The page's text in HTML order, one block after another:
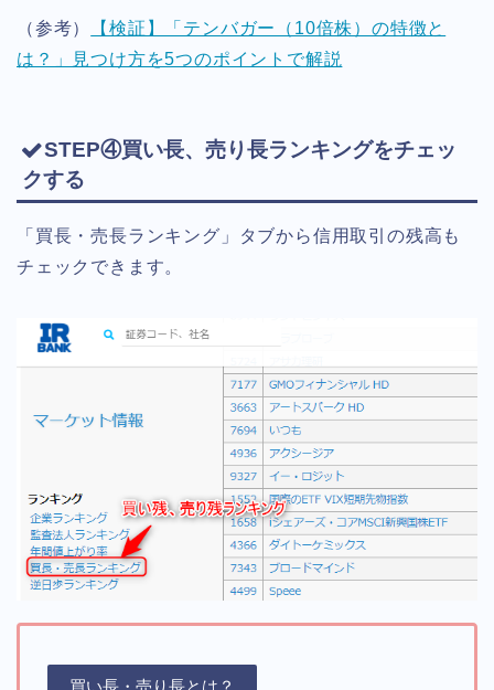
（参考）
【検証】「テンバガー（10倍株）の特徴と
は？」見つけ方を5つのポイントで解説
STEP④買い長、売り長ランキングをチェッ
クする
「買長・売長ランキング」タブから信用取引の残高も
チェックできます。
買い長・売り長とは？